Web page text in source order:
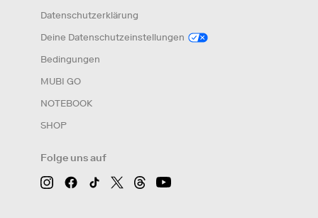
Folge uns auf
Datenschutzerklärung
Deine Datenschutzeinstellungen
Bedingungen
MUBI GO
NOTEBOOK
SHOP